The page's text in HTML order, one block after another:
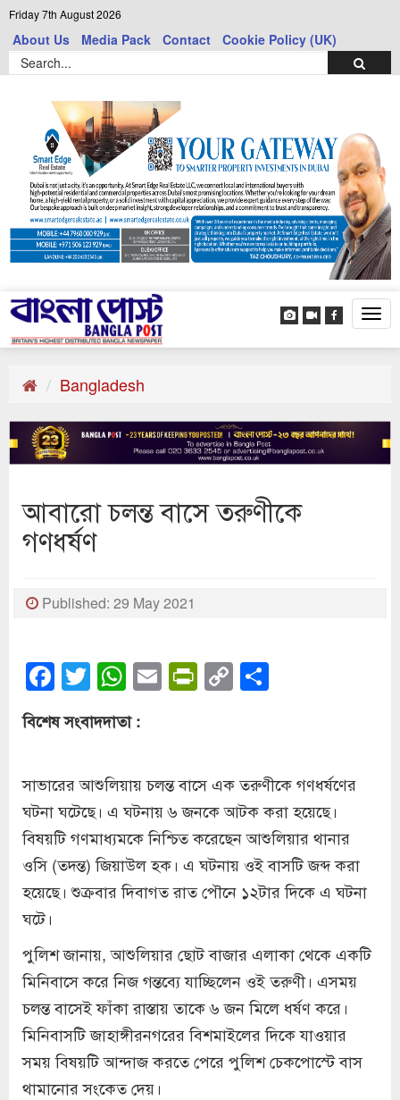
Friday 7th August 2026
About Us Media Pack Contact Cookie Policy (UK)
Bangladesh
আবারো চলন্ত বাসে তরুণীকে
গণধর্ষণ
Published: 29 May 2021
Facebook
Twitter
WhatsApp
EmailPrintFriendly
Copy
Link
বিশেষ সংবাদদাতা :
সাভারের আশুলিয়ায় চলন্ত বাসে এক তরুণীকে গণধর্ষণের
ঘটনা ঘটেছে। এ ঘটনায় ৬ জনকে আটক করা হয়েছে।
বিষয়টি গণমাধ্যমকে নিশ্চিত করেছেন আশুলিয়ার থানার
ওসি (তদন্ত) জিয়াউল হক। এ ঘটনায় ওই বাসটি জব্দ করা
হয়েছে। শুক্রবার দিবাগত রাত পৌনে ১২টার দিকে এ ঘটনা
ঘটে।
পুলিশ জানায়, আশুলিয়ার ছোট বাজার এলাকা থেকে একটি
মিনিবাসে করে নিজ গন্তব্যে যাচ্ছিলেন ওই তরুণী। এসময়
চলন্ত বাসেই ফাঁকা রাস্তায় তাকে ৬ জন মিলে ধর্ষণ করে।
মিনিবাসটি জাহাঙ্গীরনগরের বিশমাইলের দিকে যাওয়ার
সময় বিষয়টি আন্দাজ করতে পেরে পুলিশ চেকপোস্টে বাস
থামানোর সংকেত দেয়।